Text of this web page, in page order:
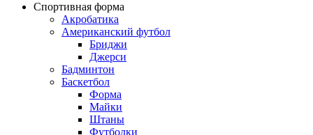
Спортивная форма
Акробатика
Американский футбол
Бриджи
Джерси
Бадминтон
Баскетбол
Форма
Майки
Штаны
Футболки